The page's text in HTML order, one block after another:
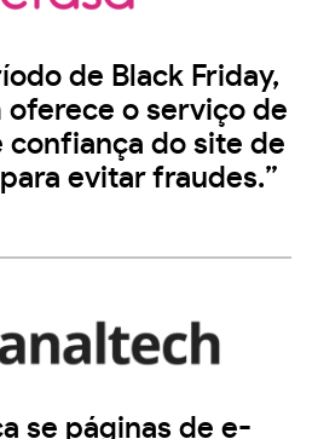
de Black Friday,
o serviço de
do site de
evitar fraudes.”
se páginas de e-